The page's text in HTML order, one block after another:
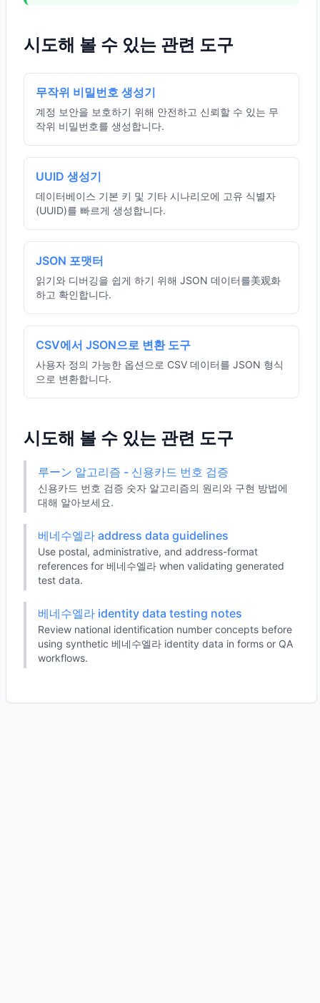
시도해 볼 수 있는 관련 도구
무작위 비밀번호 생성기
계정 보안을 보호하기 위해 안전하고 신뢰할 수 있는 무
작위 비밀번호를 생성합니다.
UUID 생성기
데이터베이스 기본 키 및 기타 시나리오에 고유 식별자
(UUID)를 빠르게 생성합니다.
JSON 포맷터
읽기와 디버깅을 쉽게 하기 위해 JSON 데이터를美观화
하고 확인합니다.
CSV에서 JSON으로 변환 도구
사용자 정의 가능한 옵션으로 CSV 데이터를 JSON 형식
으로 변환합니다.
시도해 볼 수 있는 관련 도구
루ーン 알고리즘 - 신용카드 번호 검증
신용카드 번호 검증 숫자 알고리즘의 원리와 구현 방법에
대해 알아보세요.
베네수엘라 address data guidelines
Use postal, administrative, and address-format
references for 베네수엘라 when validating generated
test data.
베네수엘라 identity data testing notes
Review national identification number concepts before
using synthetic 베네수엘라 identity data in forms or QA
workflows.